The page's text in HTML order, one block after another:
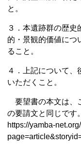
と。
３．本遺跡群の歴
的・景観的価値につ
ること。
４．上記について、
いただくこと。
要望書の本文は、
の要請文と同じです。
https://yamba-